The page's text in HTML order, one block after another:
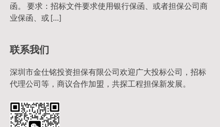
函。 要求：招标文件要求使用银行保函、或者担保公司商
业保函、或 […]
联系我们
深圳市金仕铭投资担保有限公司欢迎广大投标公司，招标
代理公司等，商议合作加盟，共探工程担保新发展。